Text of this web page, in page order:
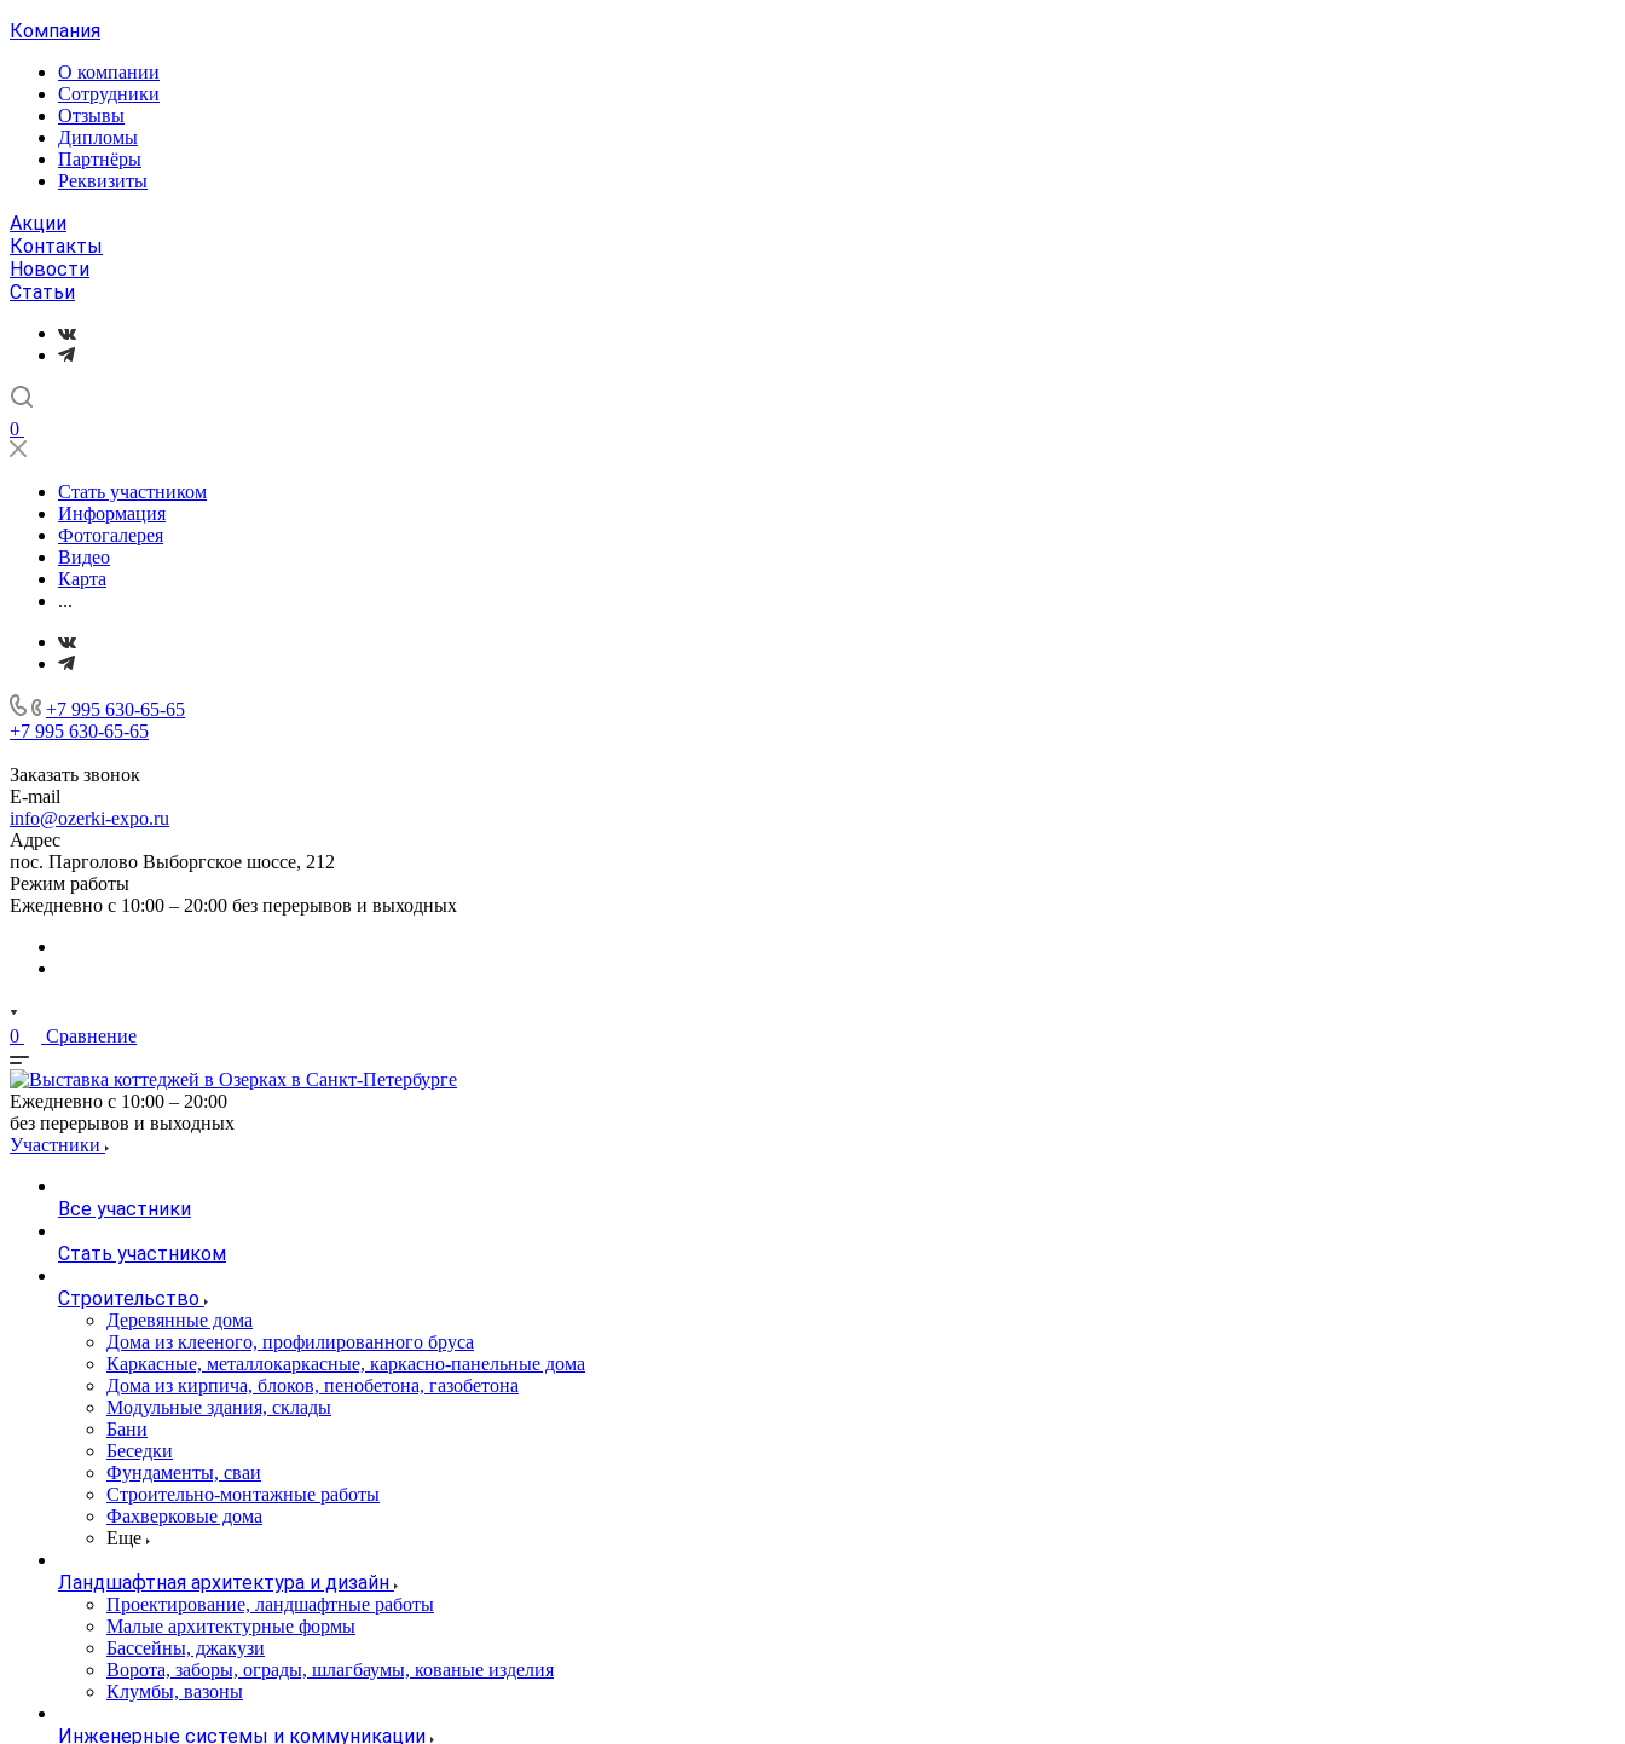
Компания
О компании
Сотрудники
Отзывы
Дипломы
Партнёры
Реквизиты
Акции
Контакты
Новости
Статьи
0
Стать участником
Информация
Фотогалерея
Видео
Карта
...
+7 995 630-65-65
+7 995 630-65-65
Заказать звонок
E-mail
info@ozerki-expo.ru
Адрес
пос. Парголово Выборгское шоссе, 212
Режим работы
Ежедневно с 10:00 – 20:00 без перерывов и выходных
0 Сравнение
Ежедневно с 10:00 – 20:00
без перерывов и выходных
Участники
Все участники
Стать участником
Строительство
Деревянные дома
Дома из клееного, профилированного бруса
Каркасные, металлокаркасные, каркасно-панельные дома
Дома из кирпича, блоков, пенобетона, газобетона
Модульные здания, склады
Бани
Беседки
Фундаменты, сваи
Строительно-монтажные работы
Фахверковые дома
Еще
Ландшафтная архитектура и дизайн
Проектирование, ландшафтные работы
Малые архитектурные формы
Бассейны, джакузи
Ворота, заборы, ограды, шлагбаумы, кованые изделия
Клумбы, вазоны
Инженерные системы и коммуникации